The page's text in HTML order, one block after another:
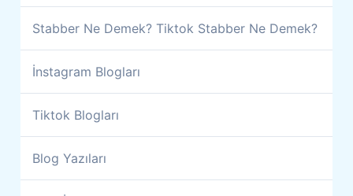
Stabber Ne Demek? Tiktok Stabber Ne Demek?
İnstagram Blogları
Tiktok Blogları
Blog Yazıları